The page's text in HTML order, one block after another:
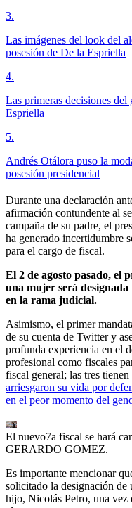
3.
Las imágenes del look del
posesión de De la Espriella
4.
Las primeras decisiones
Espriella
5.
Andrés Otálora puso la
posesión presidencial
Durante una declaración
afirmación contundente al
campaña de su padre, el
ha generado incertidumbre
para el cargo de fiscal.
El 2 de agosto pasado, el
una mujer será
en la rama judicial.
Asimismo, el primer
de su cuenta de Twitter y
profunda experiencia en el
profesional como fiscales
fiscal general; las tres
arriesgaron su vida por
en el peor momento del
El nuevo7a fiscal se hará
GERARDO GOMEZ.
Es importante mencionar
solicitado la designación de
hijo, Nicolás Petro, una vez